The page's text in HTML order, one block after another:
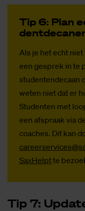
Tip 6: Plan
Als je het echt
een gesprek in te
studentendecaan
weten niet dat er
Studenten met
een afspraak via
coaches. Dit kan
SaxHelptte
Tip 7: